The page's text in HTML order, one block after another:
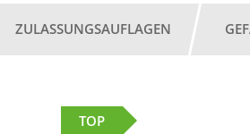
ZULASSUNGSAUFLAGEN
TOP